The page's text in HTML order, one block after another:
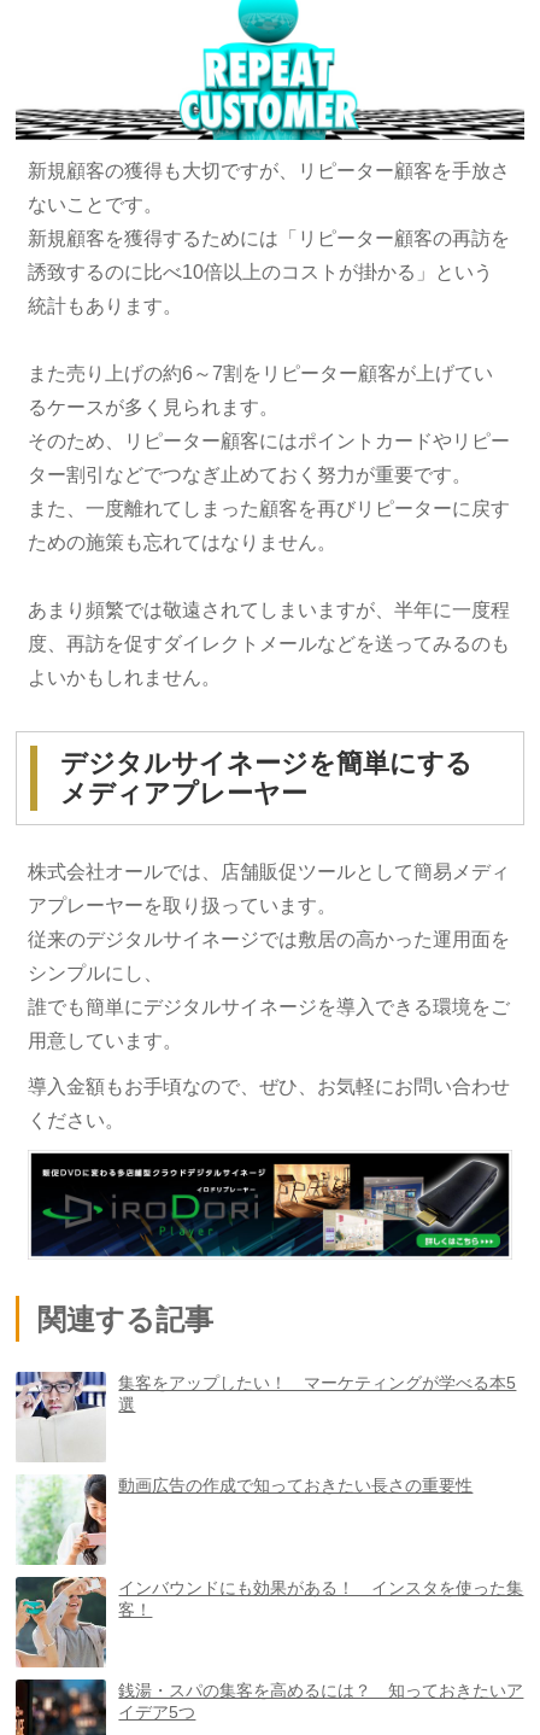
新規顧客の獲得も大切ですが、リピーター顧客を手放さ
ないことです。
新規顧客を獲得するためには「リピーター顧客の再訪を
誘致するのに比べ10倍以上のコストが掛かる」という
統計もあります。
また売り上げの約6～7割をリピーター顧客が上げてい
るケースが多く見られます。
そのため、リピーター顧客にはポイントカードやリピー
ター割引などでつなぎ止めておく努力が重要です。
また、一度離れてしまった顧客を再びリピーターに戻す
ための施策も忘れてはなりません。
あまり頻繁では敬遠されてしまいますが、半年に一度程
度、再訪を促すダイレクトメールなどを送ってみるのも
よいかもしれません。
デジタルサイネージを簡単にする
メディアプレーヤー
株式会社オールでは、店舗販促ツールとして簡易メディ
アプレーヤーを取り扱っています。
従来のデジタルサイネージでは敷居の高かった運用面を
シンプルにし、
誰でも簡単にデジタルサイネージを導入できる環境をご
用意しています。
導入金額もお手頃なので、ぜひ、お気軽にお問い合わせ
ください。
関連する記事
集客をアップしたい！ マーケティングが学べる本5
選
動画広告の作成で知っておきたい長さの重要性
インバウンドにも効果がある！ インスタを使った集
客！
銭湯・スパの集客を高めるには？ 知っておきたいア
イデア5つ